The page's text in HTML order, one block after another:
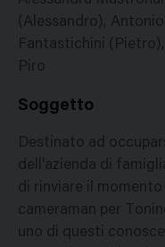
(Alessandro),
Fantastichini
Piro
Soggetto
Destinato ad
dell'azienda di
di rinviare il
cameraman per
uno di questi